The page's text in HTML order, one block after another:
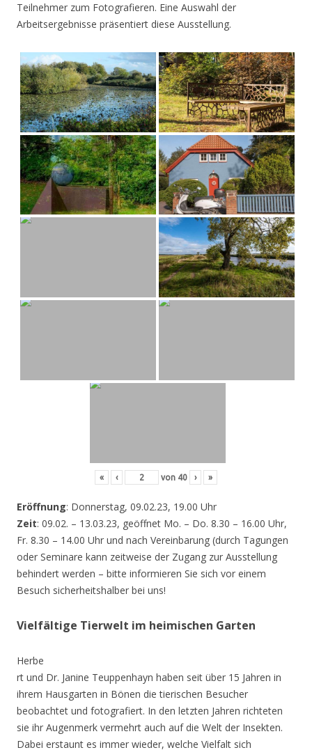
Teilnehmer zum Fotografieren. Eine Auswahl der
Arbeitsergebnisse präsentiert diese Ausstellung.
« ‹ von 40 › »
Eröffnung: Donnerstag, 09.02.23, 19.00 Uhr
Zeit: 09.02. – 13.03.23, geöffnet Mo. – Do. 8.30 – 16.00 Uhr,
Fr. 8.30 – 14.00 Uhr und nach Vereinbarung (durch Tagungen
oder Seminare kann zeitweise der Zugang zur Ausstellung
behindert werden – bitte informieren Sie sich vor einem
Besuch sicherheitshalber bei uns!
Vielfältige Tierwelt im heimischen Garten
Herbe
rt und Dr. Janine Teuppenhayn haben seit über 15 Jahren in
ihrem Hausgarten in Bönen die tierischen Besucher
beobachtet und fotografiert. In den letzten Jahren richteten
sie ihr Augenmerk vermehrt auch auf die Welt der Insekten.
Dabei erstaunt es immer wieder, welche Vielfalt sich